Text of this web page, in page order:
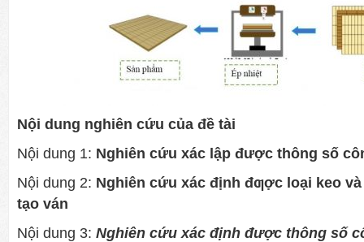
Nội dung nghiên cứu của đề tài
Nội dung 1: Nghiên cứu xác lập được thông số
Nội dung 2: Nghiên cứu xác định đƣợc loại keo
tạo ván
Nội dung 3: Nghiên cứu xác định được thông số